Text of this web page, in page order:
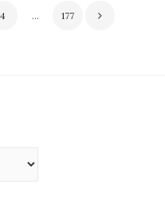
4 … 177